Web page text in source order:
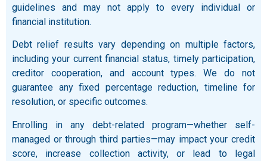
guidelines and may not apply to every individual or
financial institution.
Debt relief results vary depending on multiple factors,
including your current financial status, timely participation,
creditor cooperation, and account types. We do not
guarantee any fixed percentage reduction, timeline for
resolution, or specific outcomes.
Enrolling in any debt-related program—whether self-
managed or through third parties—may impact your credit
score, increase collection activity, or lead to legal